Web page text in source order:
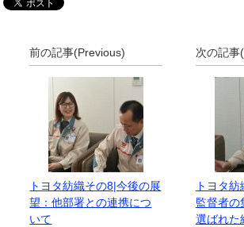
前の記事(Previous)
トヨタ紡織その8|今後の展
望：他部署との連携につ
いて
次の記事
トヨタ
監督者の
選ばれた